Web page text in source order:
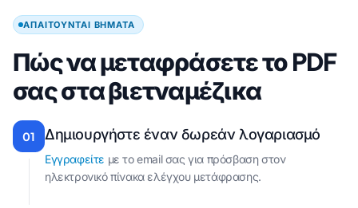
ΑΠΑΙΤΟΎΝΤΑΙ ΒΉΜΑΤΑ
Πώς να μεταφράσετε το PDF
σας στα βιετναμέζικα
01 Δημιουργήστε έναν δωρεάν λογαριασμό
Εγγραφείτε με το email σας για πρόσβαση στον
ηλεκτρονικό πίνακα ελέγχου μετάφρασης.